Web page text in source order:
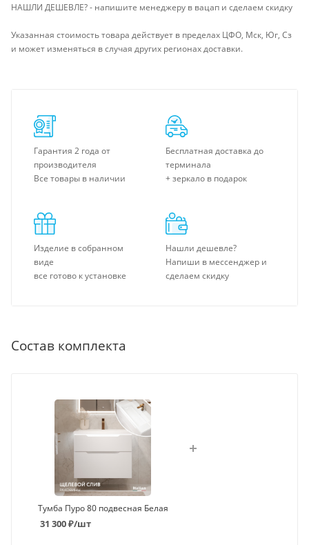
НАШЛИ ДЕШЕВЛЕ? - напишите менеджеру в вацап и сделаем скидку
Указанная стоимость товара действует в пределах ЦФО, Мск, Юг, Сз
и может изменяться в случая других регионах доставки.
Гарантия 2 года от
производителя
Все товары в наличии
Бесплатная доставка до
терминала
+ зеркало в подарок
Изделие в собранном
виде
все готово к установке
Нашли дешевле?
Напиши в мессенджер и
сделаем скидку
Состав комплекта
Тумба Пуро 80 подвесная Белая
31 300₽/шт